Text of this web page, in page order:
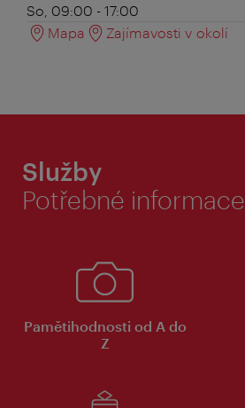
So, 09:00 - 17:00
Mapa
Zajímavosti v okolí
Služby
Potřebné informace
Pamětihodnosti od A do
Z